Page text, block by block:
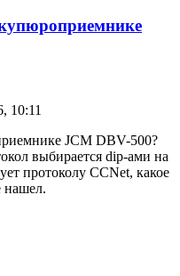
10:11
JCM DBV-500?
выбирается dip-ами на
протоколу CCNet, какое
нашел.